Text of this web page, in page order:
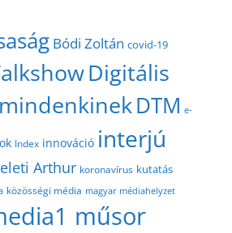
Bódi Zoltán covid-19
Digitális
DTM e-
Index innováció interjú
Arthur koronavírus kutatás
közösségi média magyar médiahelyzet
műsor